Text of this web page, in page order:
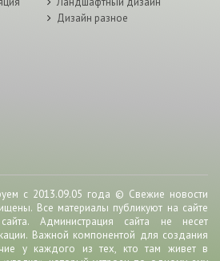
Дизайн разное
с 2013.09.05 года © Свежие новости
Все материалы публикуют на сайте
Администрация сайта не несет
Важной компонентой для создания
у каждого из тех, кто там живет в